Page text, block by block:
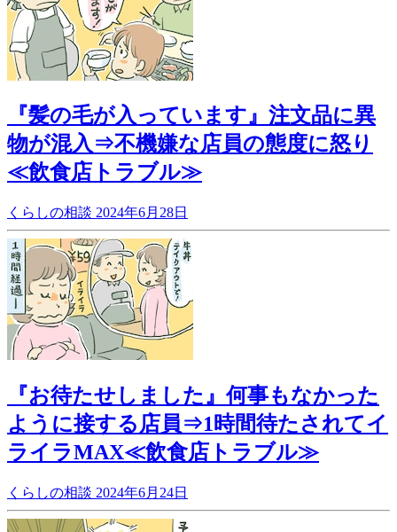
『髪の毛が入っています』注文品に異
物が混入⇒不機嫌な店員の態度に怒り
≪飲食店トラブル≫
くらしの相談 2024年6月28日
『お待たせしました』何事もなかった
ように接する店員⇒1時間待たされてイ
ライラMAX≪飲食店トラブル≫
くらしの相談 2024年6月24日